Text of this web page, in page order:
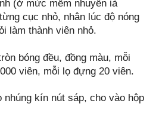
(ở mức mềm nhuyễn ià
cục nhỏ, nhân lúc độ nóng
làm thành viên nhỏ.
bóng đều, đồng màu, mỗi
viên, mỗi lọ đựng 20 viên.
kín nút sáp, cho vào hộp